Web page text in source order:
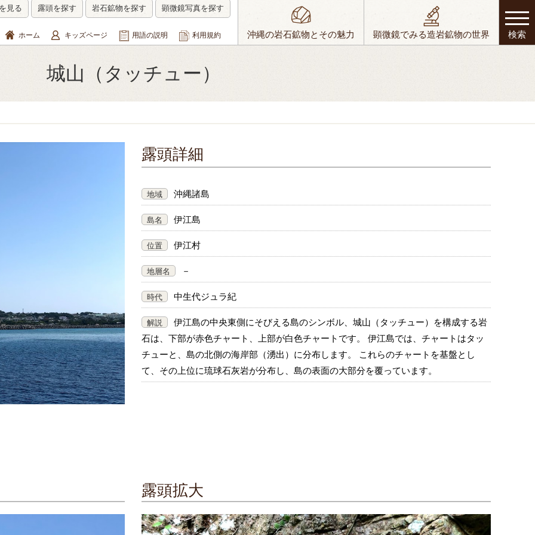
見る 露頭を探す 岩石鉱物を探す 顕微鏡写真を探す
ホーム キッズページ 用語の説明 利用規約 沖縄の岩石鉱物とその魅力 顕微鏡でみる造岩鉱物の世界 検索
城山（タッチュー）
露頭詳細
地域 沖縄諸島
島名 伊江島
位置 伊江村
地層名 －
時代 中生代ジュラ紀
解説
伊江島の中央東側にそびえる島のシンボル、城山（タッチュー）を構成する岩
石は、下部が赤色チャート、上部が白色チャートです。 伊江島では、チャートはタッ
チューと、島の北側の海岸部（湧出）に分布します。 これらのチャートを基盤とし
て、その上位に琉球石灰岩が分布し、島の表面の大部分を覆っています。
露頭拡大